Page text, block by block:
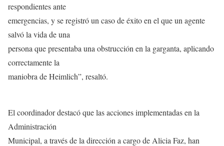
respondientes ante
emergencias, y se registró un caso de éxito en el que un agente
salvó la vida de una
persona que presentaba una obstrucción en la garganta, aplicando
correctamente la
maniobra de Heimlich”, resaltó.
El coordinador destacó que las acciones implementadas en la
Administración
Municipal, a través de la dirección a cargo de Alicia Faz, han